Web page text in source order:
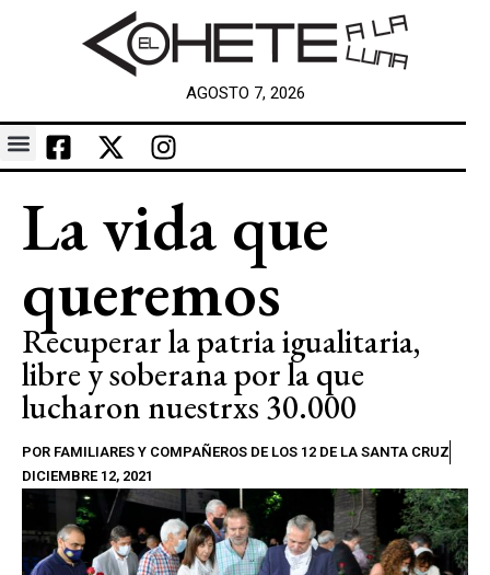
AGOSTO 7, 2026
La vida que
queremos
Recuperar la patria igualitaria,
libre y soberana por la que
lucharon nuestrxs 30.000
POR FAMILIARES Y COMPAÑEROS DE LOS 12 DE LA SANTA CRUZ
DICIEMBRE 12, 2021